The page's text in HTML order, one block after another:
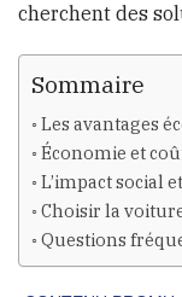
cherchent des
Sommaire
Les avantages
Économie et
L’impact social
Choisir la
Questions